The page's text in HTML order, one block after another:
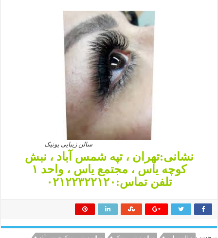
سالن زیبایی یونیک
نشانی:تهران ، تپه شمس آباد ، نبش
کوچه یاس ، مجتمع یاس ، واحد ۱
تلفن تماس:۰۲۱۲۲۳۲۲۱۲۰